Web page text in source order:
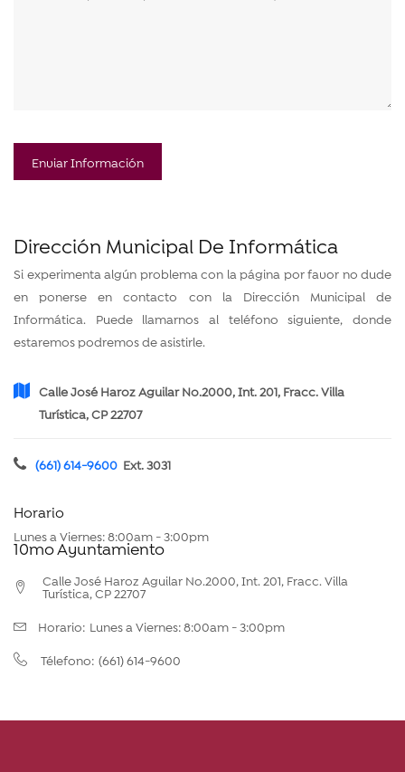
Enviar Información
Dirección Municipal De Informática
Si experimenta algún problema con la página por favor no dude
en ponerse en contacto con la Dirección Municipal de
Informática. Puede llamarnos al teléfono siguiente, donde
estaremos podremos de asistirle.
Calle José Haroz Aguilar No.2000, Int. 201, Fracc. Villa
Turística, CP 22707
(661) 614-9600 Ext. 3031
Horario
Lunes a Viernes: 8:00am - 3:00pm
10mo Ayuntamiento
Calle José Haroz Aguilar No.2000, Int. 201, Fracc. Villa
Turística, CP 22707
Horario: Lunes a Viernes: 8:00am - 3:00pm
Télefono: (661) 614-9600